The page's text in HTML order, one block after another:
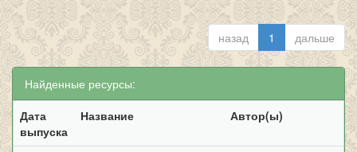
назад 1 дальше
Найденные ресурсы:
Дата
выпуска
Название Автор(ы)